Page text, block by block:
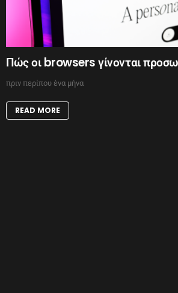
Πώς οι browsers γίνονται
πριν περίπου ένα μήνα
READ MORE